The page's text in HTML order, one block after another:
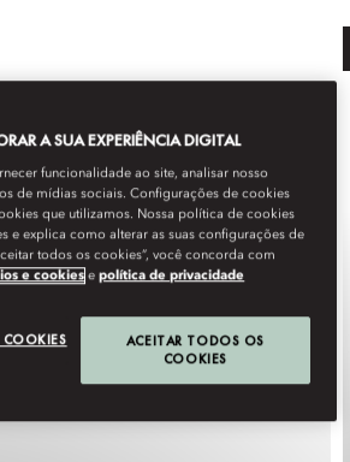
A SUA EXPERIÊNCIA DIGITAL
funcionalidade ao site, analisar nosso
de mídias sociais. Configurações de cookies
que utilizamos. Nossa política de cookies
e explica como alterar as suas configurações de
todos os cookies”, você concorda com
e cookies epolítica de privacidade
COOKIES
ACEITAR TODOS OS
COOKIES